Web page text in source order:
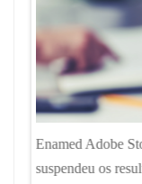
Enamed Adobe
suspendeu os